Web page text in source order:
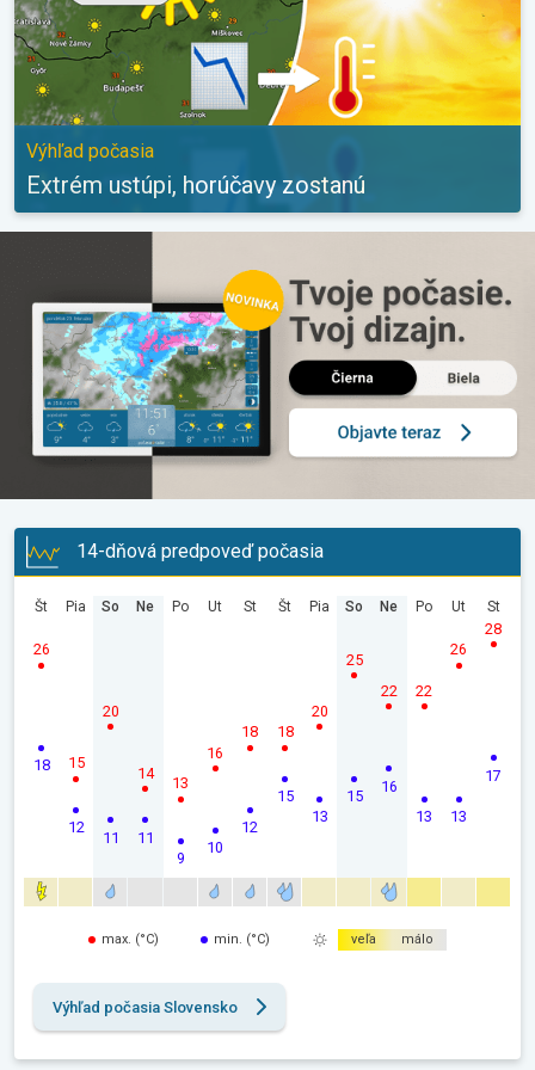
Výhľad počasia
Extrém ustúpi, horúčavy zostanú
14-dňová predpoveď počasia
Št
18
26
Pia
12
15
So
11
20
Ne
11
14
Po
9
13
Ut
10
16
St
12
18
Št
15
18
Pia
13
20
So
15
25
Ne
16
22
Po
13
22
Ut
13
26
St
17
28
max. (°C) min. (°C) veľa málo
Výhľad počasia Slovensko